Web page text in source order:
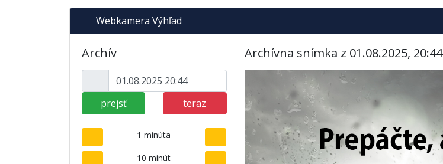
Webkamera Výhľad
Archív
prejsť teraz
1 minúta
10 minút
Archívna snímka z 01.08.2025, 20:44